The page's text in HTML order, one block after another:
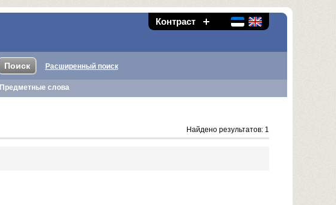
Контраст
Расширенный поиск
Предметные слова
Найдено результатов: 1